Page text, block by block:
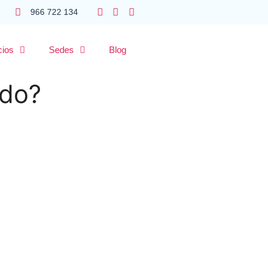
966 722 134
Sedes Blog